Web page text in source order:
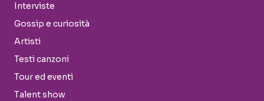
Interviste
Gossip e curiosità
Artisti
Testi canzoni
Tour ed eventi
Talent show